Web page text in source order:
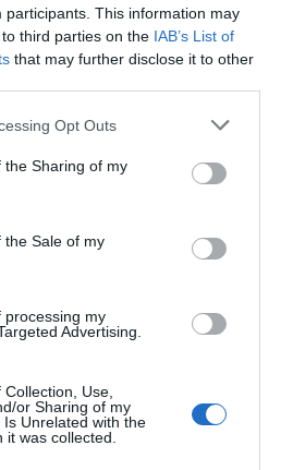
participants. This information may
third parties on the IAB’s List of
that may further disclose it to other
Opt Outs
the Sharing of my
the Sale of my
processing my
Advertising.
Use,
or Sharing of my
Unrelated with the
was collected.
grans